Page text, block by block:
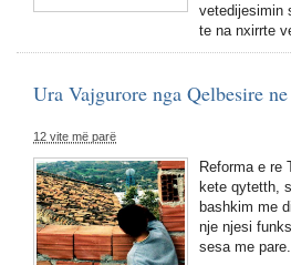
vetedijesimin
te na nxirrte
Ura Vajgurore nga Qelbesire
12 vite më parë
Reforma e re
kete qytetth,
bashkim me
nje njesi
sesa me pare.